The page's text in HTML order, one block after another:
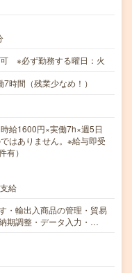
※必ず勤務する曜日：火
時間（残業少なめ！）
給1600円×実働7h×週5日
はありません。※給与即受
有）
給
・輸出入商品の管理・貿易
期調整・データ入力・…